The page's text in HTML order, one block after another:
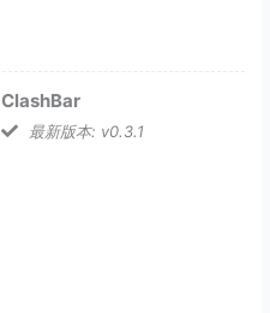
ClashBar
最新版本: v0.3.1